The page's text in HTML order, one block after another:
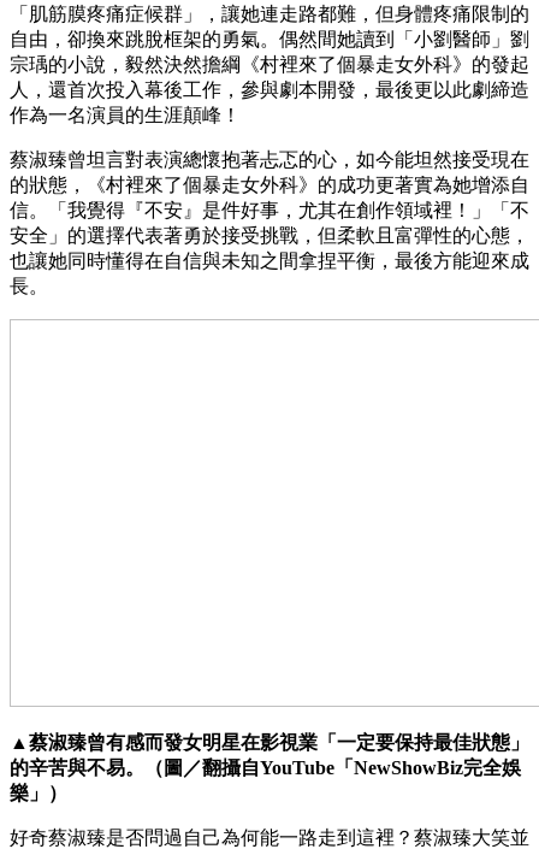
「肌筋膜疼痛症候群」，讓她連走路都難，但身體疼痛限制的
自由，卻換來跳脫框架的勇氣。偶然間她讀到「小劉醫師」劉
宗瑀的小說，毅然決然擔綱《村裡來了個暴走女外科》的發起
人，還首次投入幕後工作，參與劇本開發，最後更以此劇締造
作為一名演員的生涯顛峰！
蔡淑臻曾坦言對表演總懷抱著忐忑的心，如今能坦然接受現在
的狀態，《村裡來了個暴走女外科》的成功更著實為她增添自
信。「我覺得『不安』是件好事，尤其在創作領域裡！」「不
安全」的選擇代表著勇於接受挑戰，但柔軟且富彈性的心態，
也讓她同時懂得在自信與未知之間拿捏平衡，最後方能迎來成
長。
▲蔡淑臻曾有感而發女明星在影視業「一定要保持最佳狀態」
的辛苦與不易。（圖／翻攝自YouTube「NewShowBiz完全娛
樂」）
好奇蔡淑臻是否問過自己為何能一路走到這裡？蔡淑臻大笑並